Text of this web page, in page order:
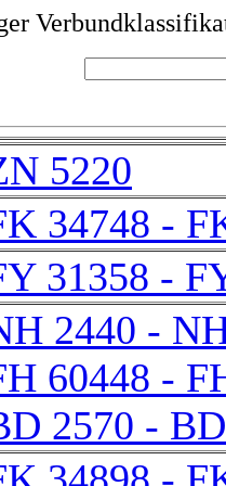
5220
34748 -
31358 -
2440 -
60448 -
2570 -